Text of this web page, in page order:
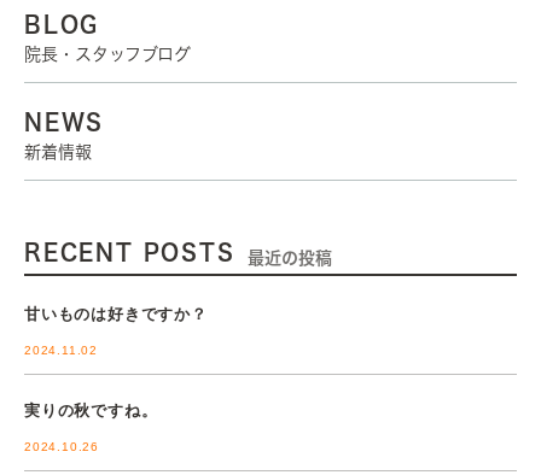
BLOG
院長・スタッフブログ
NEWS
新着情報
RECENT POSTS 最近の投稿
甘いものは好きですか？
2024.11.02
実りの秋ですね。
2024.10.26